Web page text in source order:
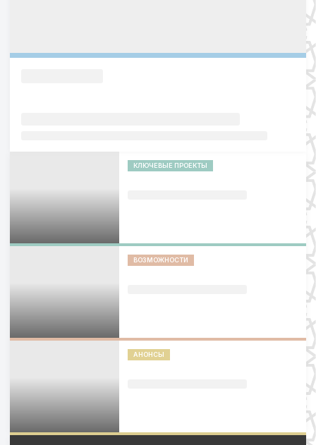
КЛЮЧЕВЫЕ ПРОЕКТЫ
ВОЗМОЖНОСТИ
АНОНСЫ